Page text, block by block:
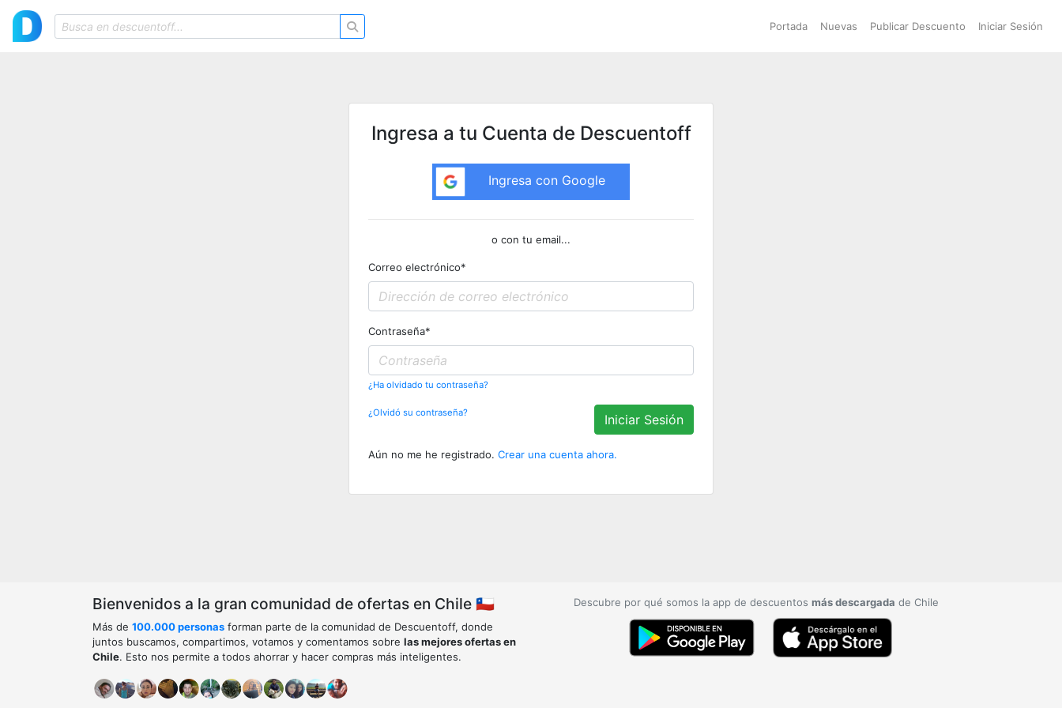
Portada Nuevas Publicar Descuento Iniciar Sesión
Ingresa a tu Cuenta de Descuentoff
Ingresa con Google
o con tu email...
Correo electrónico*
Contraseña*
¿Ha olvidado tu contraseña?
¿Olvidó su contraseña? Iniciar Sesión
Aún no me he registrado. Crear una cuenta ahora.
Bienvenidos a la gran comunidad de ofertas en Chile 🇨🇱
Más de 100.000 personas forman parte de la comunidad de Descuentoff, donde
juntos buscamos, compartimos, votamos y comentamos sobre las mejores ofertas en
Chile. Esto nos permite a todos ahorrar y hacer compras más inteligentes.
Descubre por qué somos la app de descuentos más descargada de Chile